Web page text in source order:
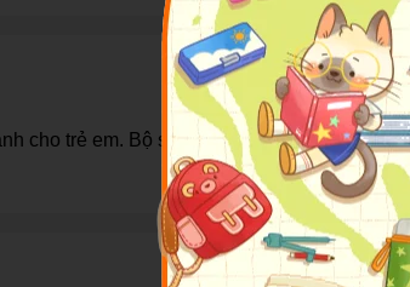
cho trẻ em. Bộ sách với các kiến thức vĩ